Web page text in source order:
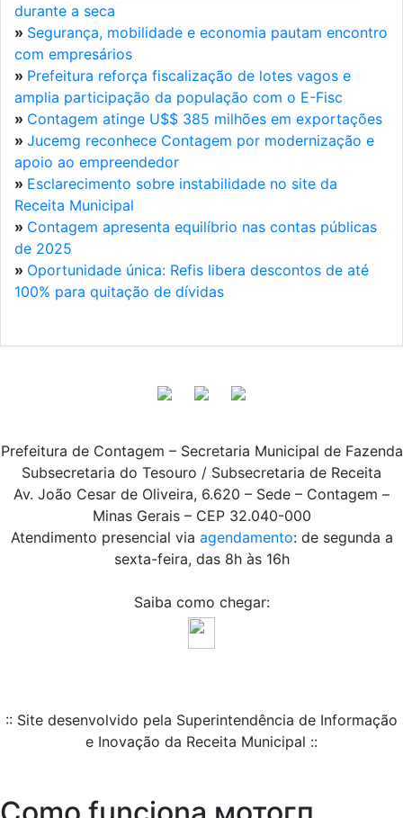
durante a seca
» Segurança, mobilidade e economia pautam encontro
com empresários
» Prefeitura reforça fiscalização de lotes vagos e
amplia participação da população com o E-Fisc
» Contagem atinge U$$ 385 milhões em exportações
» Jucemg reconhece Contagem por modernização e
apoio ao empreendedor
» Esclarecimento sobre instabilidade no site da
Receita Municipal
» Contagem apresenta equilíbrio nas contas públicas
de 2025
» Oportunidade única: Refis libera descontos de até
100% para quitação de dívidas
Prefeitura de Contagem – Secretaria Municipal de Fazenda
Subsecretaria do Tesouro / Subsecretaria de Receita
Av. João Cesar de Oliveira, 6.620 – Sede – Contagem –
Minas Gerais – CEP 32.040-000
Atendimento presencial via agendamento: de segunda a
sexta-feira, das 8h às 16h
Saiba como chegar:
:: Site desenvolvido pela Superintendência de Informação
e Inovação da Receita Municipal ::